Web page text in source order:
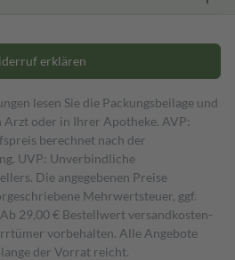
erklären
lesen Sie die Packungsbeilage und
oder in Ihrer Apotheke. AVP:
berechnet nach der
UVP: Unverbindliche
Die angegebenen Preise
Mehrwertsteuer, ggf.
Ab 29,00 € Bestell­wert versand­kosten­
vorbehalten. Alle Angebote
der Vorrat reicht.